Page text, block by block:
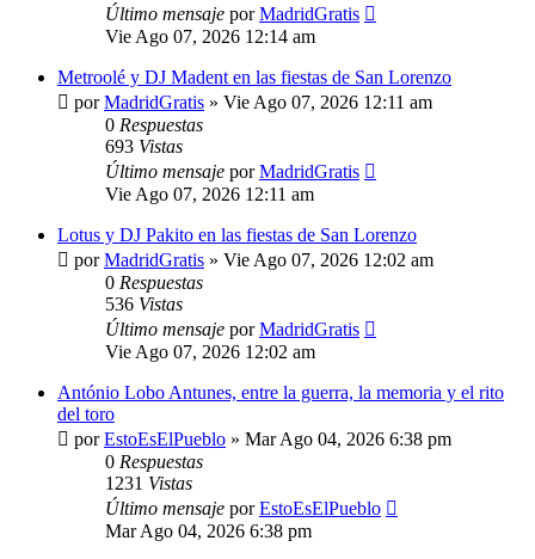
Último mensaje porMadridGratis
Vie Ago 07, 2026 12:14 am
Metroolé y DJ Madent en las fiestas de San Lorenzo
porMadridGratis » Vie Ago 07, 2026 12:11 am
0 Respuestas
693 Vistas
Último mensaje porMadridGratis
Vie Ago 07, 2026 12:11 am
Lotus y DJ Pakito en las fiestas de San Lorenzo
porMadridGratis » Vie Ago 07, 2026 12:02 am
0 Respuestas
536 Vistas
Último mensaje porMadridGratis
Vie Ago 07, 2026 12:02 am
António Lobo Antunes, entre la guerra, la memoria y el rito
del toro
porEstoEsElPueblo » Mar Ago 04, 2026 6:38 pm
0 Respuestas
1231 Vistas
Último mensaje porEstoEsElPueblo
Mar Ago 04, 2026 6:38 pm